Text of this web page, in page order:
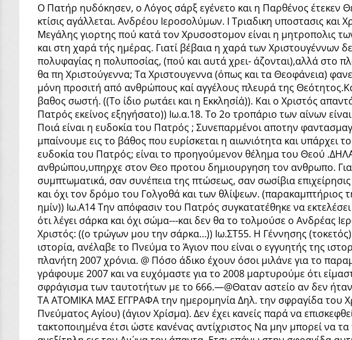
Ο Πατήρ ηυδόκησεν, ο Λόγος σάρξ εγένετο και η Παρθένος
κτίσις αγάλλεται. Ανδρέου Ιεροσολύμων. Ι Τριαδικη υποστασις
Μεγάλης γιορτης πού κατά τον Χρυσοστομον είναι η μητροπολις
και στη χαρά τής ημέρας. Γιατί βέβαια η χαρά των Χριστουγέννων
πολυφαγίας η πολυποσίας, (πού και αυτά χρει- άζονται),αλλά στο
θα πη Χριστούγεννα; Τα Χριστουγεννα (όπως και τα Θεοφάνεια)
μόνη προσιτή από ανθρώπους καί αγγέλους πλευρά της
βαθος σωστή. ((Το ίδιο ρωτάει και η Εκκλησία΄)). Και ο Χριστός
Πατρός εκείνος εξηγήσατο)) Ιω.α.18. Το 2ο τροπάριο των αίνων
Ποιά είναι η ευδοκία του Πατρός ; Συνεπαρμένοι αποτην
μπαίνουμε εις το βάθος που ευρίσκεται η αιωνιότητα και υπάρχει
ευδοκία του Πατρός; είναι το προηγούμενον θέλημα του Θεού
ανθρώπου,υπηρχε στον Θεο προτου δημιουργηση τον ανθρωπο.
συμπτωματικά, σαν συνέπεια της πτώσεως, σαν σωσίβια
και όχι τον δρόμο του Γολγοθά και των θλίψεων. (παρακαμπτήριος
ημίν)) Ιω.Α14 Την απόφασιν του Πατρός συγκατατέθηκε να
ότι λέγει σάρκα και όχι σώμα---και δεν θα το τολμούσε ο Ανδρέας
Χριστός: ((ο τρώγων μου την σάρκα…)) Ιω.ΣΤ55. Η Γέννησης
ιστορία, ανέλαβε το Πνεύμα το Άγιον που είναι ο εγγυητής της
πλανήτη 2007 χρόνια. @ Πόσο άδικο έχουν όσοι μιλάνε για το
γράφουμε 2007 και να ευχόμαστε για το 2008 μαρτυρούμε ότι
σφράγισμα των ταυτοτήτων με το 666.—@Θαταν αστείο αν δεν
ΤΑ ΑΤΟΜΙΚΑ ΜΑΣ ΕΓΓΡΑΦΑ την ημερομηνία Δηλ. την σφραγίδα του
Πνεύματος Αγίου) (άγιον Χρίσμα). Δεν έχει κανείς παρά να
τακτοποιημένα έτσι ώστε κανένας αντίχριστος Να μην μπορεί να